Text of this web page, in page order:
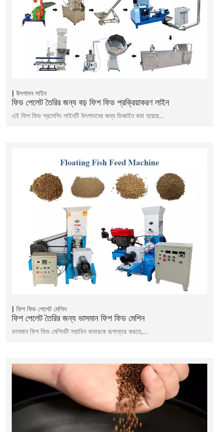
উৎপাদন লাইন
ফিড পেলেট তৈরির জন্য বড় ফিশ ফিড প্রক্রিয়াকরণ লাইন
এই ফিশ ফিড প্রসেসিং লাইনটি উৎপাদনের জন্য ডিজাইন করা হয়েছে...
ফিশ ফিড পেলেট মেশিন
ফিশ পেলেট তৈরির জন্য ভাসমান ফিশ ফিড মেশিন
ভাসমান ফিশ ফিড মেশিনটি সয়াবিন খাবারকে রূপান্তর করতে,…